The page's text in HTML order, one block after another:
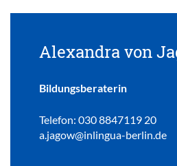
Alexandra von
Bildungsberaterin
Telefon: 030 8847119 20
a.jagow@inlingua-berlin.de